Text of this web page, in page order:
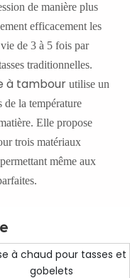
de manière plus
efficacement les
de 3 à 5 fois par
traditionnelles.
à tambourutilise un
de la température
Elle propose
trois matériaux
même aux
à chaud pour tasses et
gobelets